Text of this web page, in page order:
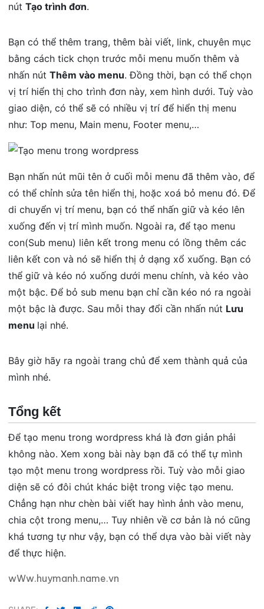
nút Tạo trình đơn.
Bạn có thể thêm trang, thêm bài viết, link, chuyên mục
bằng cách tick chọn trước mỗi menu muốn thêm và
nhấn nút Thêm vào menu. Đồng thời, bạn có thể chọn
vị trí hiển thị cho trình đơn này, xem hình dưới. Tuỳ vào
giao diện, có thể sẽ có nhiều vị trí để hiển thị menu
như: Top menu, Main menu, Footer menu,…
Bạn nhấn nút mũi tên ở cuối mỗi menu đã thêm vào, để
có thể chỉnh sửa tên hiển thị, hoặc xoá bỏ menu đó. Để
di chuyển vị trí menu, bạn có thể nhấn giữ và kéo lên
xuống đến vị trí mình muốn. Ngoài ra, để tạo menu
con(Sub menu) liên kết trong menu có lồng thêm các
liên kết con và nó sẽ hiển thị ở dạng xổ xuống. Bạn có
thể giữ và kéo nó xuống dưới menu chính, và kéo vào
một bậc. Để bỏ sub menu bạn chỉ cần kéo nó ra ngoài
một bậc là được. Sau mỗi thay đổi cần nhấn nút Lưu
menu lại nhé.
Bây giờ hãy ra ngoài trang chủ để xem thành quả của
mình nhé.
Tổng kết
Để tạo menu trong wordpress khá là đơn giản phải
không nào. Xem xong bài này bạn đã có thể tự mình
tạo một menu trong wordpress rồi. Tuỳ vào mỗi giao
diện sẽ có đôi chút khác biệt trong việc tạo menu.
Chẳng hạn như chèn bài viết hay hình ảnh vào menu,
chia cột trong menu,… Tuy nhiên về cơ bản là nó cũng
khá tương tự như vậy, bạn có thể dựa vào bài viết này
để thực hiện.
wWw.huymanh.name.vn